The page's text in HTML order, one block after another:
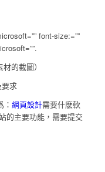
font-size:=””
的截圖）
求
網頁設計需要什麽軟
的主要功能，需要提交